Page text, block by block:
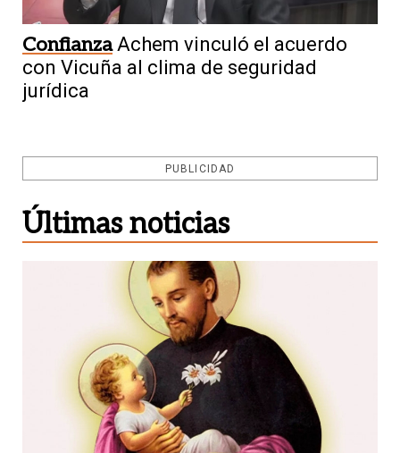
Confianza Achem vinculó el acuerdo
con Vicuña al clima de seguridad
jurídica
PUBLICIDAD
Últimas noticias